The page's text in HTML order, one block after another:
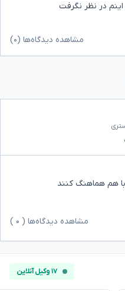
در نظر نگرفت
مشاهده دیدگاه‌ها (۰)
هم هماهنگ کنند
مشاهده دیدگاه‌ها ( ۰
۱۷ وکیل آنلاین